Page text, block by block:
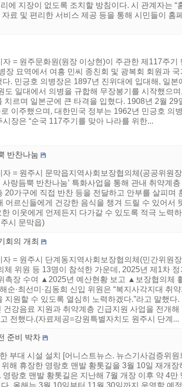
에 지장이 없도록 조치할 방침이다. 시 관계자는 “
료 및 편리한 서비스 제공 등을 통해 시민들이 홈
= 원주문화원(원장 이상현)이 주관한 제117주기
장 묘역에서 여흥 민씨 종친회 및 광복회 회원과 국
. 민긍호 의병장은 1897년 진위대에 입대해, 일본
일대에서 의병을 규합해 무장봉기를 시작했으며
르며 일본군에 큰 타격을 입혔다. 1908년 2월 29
이주했으며, 대한민국 정부는 1962년 민긍호 의
장은 “순국 117주기를 맞아 나라를 위한...
반찬나눔
= 원주시 문막읍지역사회보장협의체(공공위원장
랑듬뿍 반찬나눔’ 특화사업을 통해 관내 취약계
20가구에 직접 반찬 등을 전달하고 안부를 살피며
어르신들에게 건강한 음식을 챙겨 드릴 수 있어서
이웃에게 언제든지 다가갈 수 있도록 적극 노력
시 문막읍)
회의 개최
= 원주시 단계동지역사회보장협의체(민간위원
위원 등 13명이 참석한 가운데, 2025년 제1차 정
촉장 수여 ▲2025년 예산현황 보고 ▲보장협의체
순·최선미·김동희 신입 위원은 “복지사각지대 취
원할 수 있도록 열심히 노력하겠다.”라고 말했다.
강음료 지원과 취약계층 긴급지원 사업을 전개해
전했다.(자료제공=강원특별자치도 원주시 단계...
준비 박차
부대 시설 설치 [어니스트뉴스. 뉴스기사검증위원
해 휴장한 영랑호 맨발 황톳길을 3월 10일 재개장
랑호 맨발 황톳길은 지난해 7월 개장 이후 약 4만
. 올해는 3월 10일부터 11월 30일까지 운영할 예